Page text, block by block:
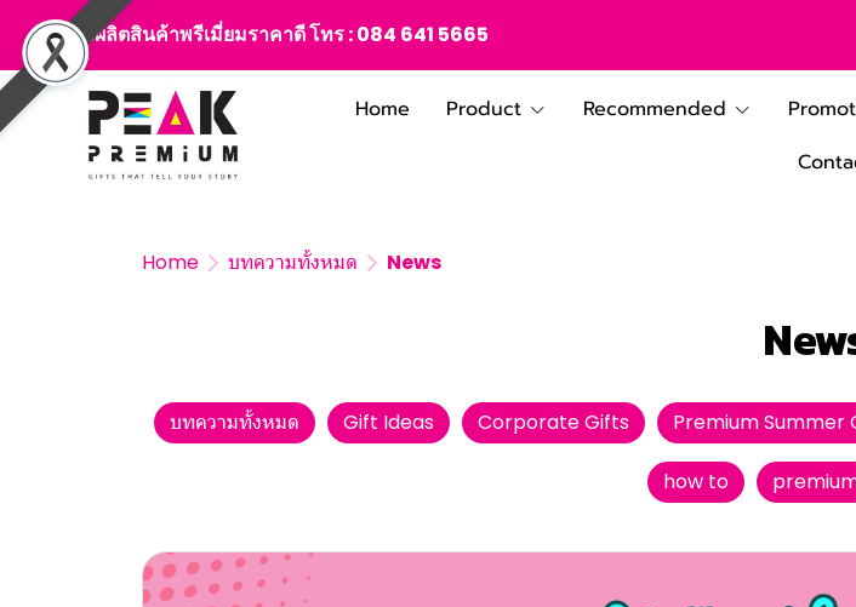
สั่งผลิตสินค้าพรีเมี่ยมราคาดี โทร :084 641 5665
Home Product Recommended
Home บทความทั้งหมด News
บทความทั้งหมด Gift Ideas Corporate Gifts Premium Summer
how to